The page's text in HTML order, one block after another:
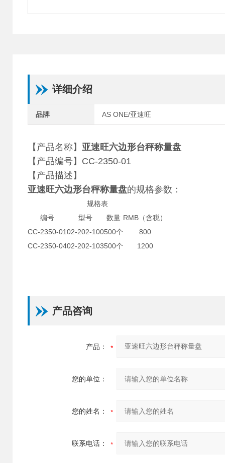
详细介绍
品牌 AS ONE/亚速旺
【产品名称】 亚速旺六边形台秤称量盘
【产品编号】CC-2350-01
【产品描述】
亚速旺六边形台秤称量盘的规格参数：
规格表
编号
型号 数量 RMB（含税）
CC-2350-0102-202-100500个
800
CC-2350-0402-202-103500个 1200
产品咨询
产品：
您的单位：
您的姓名：
联系电话：